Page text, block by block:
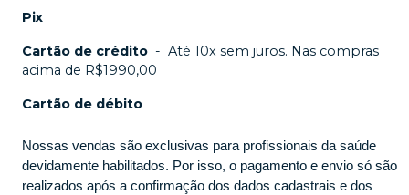
Pix
Cartão de crédito - Até 10x sem juros. Nas compras
acima de R$1990,00
Cartão de débito
Nossas vendas são exclusivas para profissionais da saúde
devidamente habilitados. Por isso, o pagamento e envio só são
realizados após a confirmação dos dados cadastrais e dos